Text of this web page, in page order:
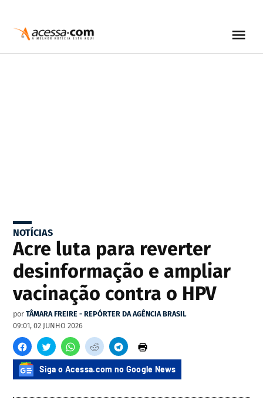
NOTÍCIAS
Acre luta para reverter
desinformação e ampliar
vacinação contra o HPV
por TÂMARA FREIRE - REPÓRTER DA AGÊNCIA BRASIL
09:01, 02 JUNHO 2026
Siga o Acessa.com no Google News